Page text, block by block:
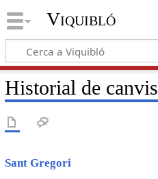
Viquibló
Historial de canvis
Sant Gregori